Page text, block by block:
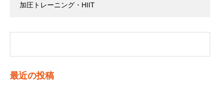
加圧トレーニング・HIIT
最近の投稿